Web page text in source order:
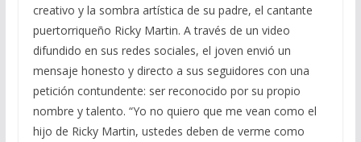
creativo y la sombra artística de su padre, el cantante
puertorriqueño Ricky Martin. A través de un video
difundido en sus redes sociales, el joven envió un
mensaje honesto y directo a sus seguidores con una
petición contundente: ser reconocido por su propio
nombre y talento. “Yo no quiero que me vean como el
hijo de Ricky Martin, ustedes deben de verme como